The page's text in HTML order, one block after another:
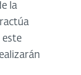
la
este